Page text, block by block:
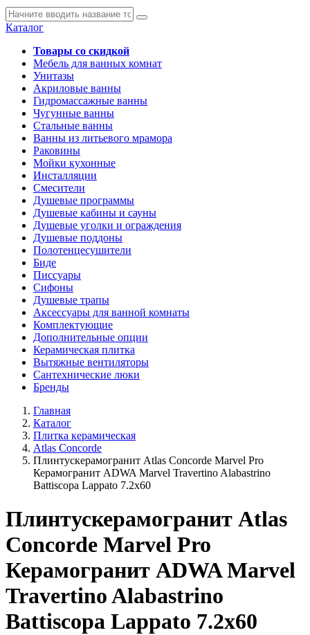
Каталог
Товары со скидкой
Мебель для ванных комнат
Унитазы
Акриловые ванны
Гидромассажные ванны
Чугунные ванны
Стальные ванны
Ванны из литьевого мрамора
Раковины
Мойки кухонные
Инсталляции
Смесители
Душевые программы
Душевые кабины и сауны
Душевые уголки и ограждения
Душевые поддоны
Полотенцесушители
Биде
Писсуары
Сифоны
Душевые трапы
Аксессуары для ванной комнаты
Комплектующие
Дополнительные опции
Керамическая плитка
Вытяжные вентиляторы
Сантехнические люки
Бренды
Главная
Каталог
Плитка керамическая
Atlas Concorde
Плинтускерамогранит Atlas Concorde Marvel Pro
Керамогранит ADWA Marvel Travertino Alabastrino
Battiscopa Lappato 7.2x60
Плинтускерамогранит Atlas
Concorde Marvel Pro
Керамогранит ADWA Marvel
Travertino Alabastrino
Battiscopa Lappato 7.2x60